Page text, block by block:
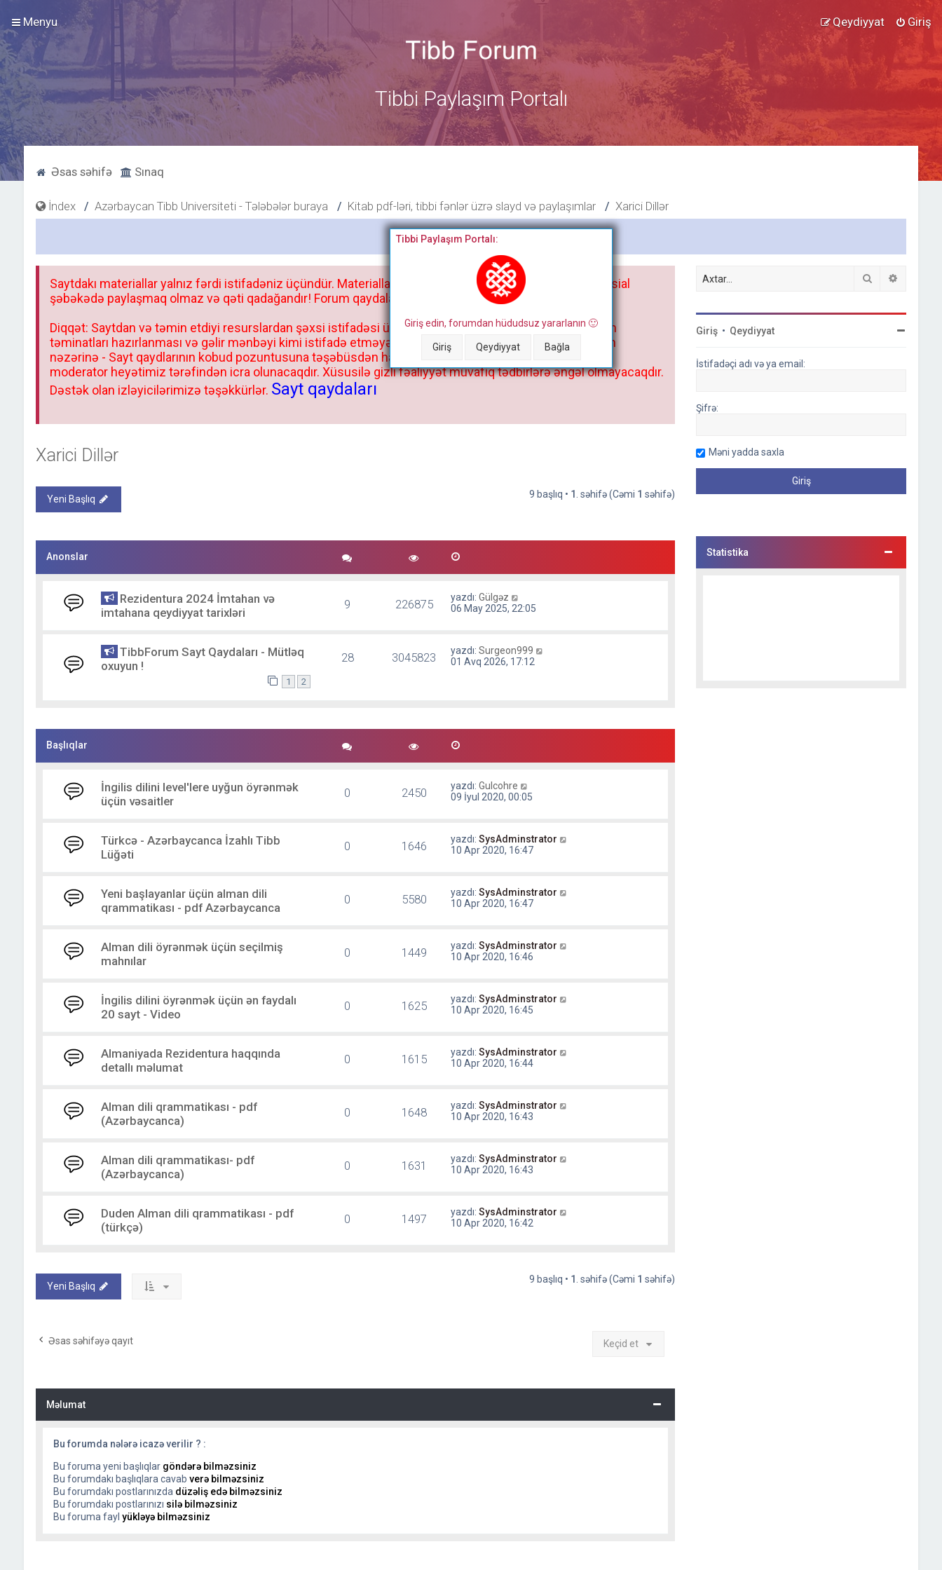
Menyu Giriş
Qeydiyyat
Tibbi Paylaşım Portalı
Əsas səhifə Sınaq
İndex Azərbaycan Tibb Universiteti - Tələbələr buraya Kitab pdf-ləri, tibbi fənlər üzrə slayd və paylaşımlar Xarici Dillər
Bitdi
Tibbi Paylaşım Portalı:
Giriş edin, forumdan hüdudsuz yararlanın 🙂
Giriş Qeydiyyat Bağla
Saytdakı materiallar yalnız fərdi istifadəniz üçündür. Materialları istisnasız heç bir qrupda, saytda və sosial
şəbəkədə paylaşmaq olmaz və qəti qadağandır! Forum qaydaları ilə mütləq tanış olun:
Diqqət: Saytdan və təmin etdiyi resurslardan şəxsi istifadəsi üçün deyil, kənar niyyətlər, xüsusi proqram
təminatları hazırlanması və gəlir mənbəyi kimi istifadə etməyə cəhd göstərənlərin və istifadə edənlərin
nəzərinə - Sayt qaydlarının kobud pozuntusuna təşəbüsdən haqqınızda bütün müvafiq tədbirlər böyük
moderator heyətimiz tərəfindən icra olunacaqdır. Xüsusilə gizli fəaliyyət müvafiq tədbirlərə əngəl olmayacaqdır.
Dəstək olan izləyicilərimizə təşəkkürlər. Sayt qaydaları
Xarici Dillər
Yeni Başlıq 9 başlıq • 1 . səhifə (Cəmi 1 səhifə)
Anonslar
Rezidentura 2024 İmtahan və
imtahana qeydiyyat tarixləri
9 226875 yazdı:Gülgəz
06 May 2025, 22:05
TibbForum Sayt Qaydaları - Mütləq
oxuyun !
1 2
28 3045823 yazdı:Surgeon999
01 Avq 2026, 17:12
Başlıqlar
İngilis dilini level'lere uyğun öyrənmək
üçün vəsaitler
0 2450 yazdı:Gulcohre
09 İyul 2020, 00:05
Türkcə - Azərbaycanca İzahlı Tibb
Lüğəti
0 1646 yazdı:SysAdminstrator
10 Apr 2020, 16:47
Yeni başlayanlar üçün alman dili
qrammatikası - pdf Azərbaycanca
0 5580 yazdı:SysAdminstrator
10 Apr 2020, 16:47
Alman dili öyrənmək üçün seçilmiş
mahnılar
0 1449 yazdı:SysAdminstrator
10 Apr 2020, 16:46
İngilis dilini öyrənmək üçün ən faydalı
20 sayt - Video
0 1625 yazdı:SysAdminstrator
10 Apr 2020, 16:45
Almaniyada Rezidentura haqqında
detallı məlumat
0 1615 yazdı:SysAdminstrator
10 Apr 2020, 16:44
Alman dili qrammatikası - pdf
(Azərbaycanca)
0 1648 yazdı:SysAdminstrator
10 Apr 2020, 16:43
Alman dili qrammatikası- pdf
(Azərbaycanca)
0 1631 yazdı:SysAdminstrator
10 Apr 2020, 16:43
Duden Alman dili qrammatikası - pdf
(türkçə)
0 1497 yazdı:SysAdminstrator
10 Apr 2020, 16:42
Yeni Başlıq
9 başlıq • 1 . səhifə (Cəmi 1 səhifə)
Əsas səhifəyə qayıt Keçid et
Məlumat
Bu forumda nələrə icazə verilir ? :
Bu foruma yeni başlıqlar göndərə bilməzsiniz
Bu forumdakı başlıqlara cavab verə bilməzsiniz
Bu forumdakı postlarınızda düzəliş edə bilməzsiniz
Bu forumdakı postlarınızı silə bilməzsiniz
Bu foruma fayl yükləyə bilməzsiniz
Axtar
Giriş • Qeydiyyat
İstifadəçi adı və ya email:
Şifrə:
Məni yadda saxla
Statistika